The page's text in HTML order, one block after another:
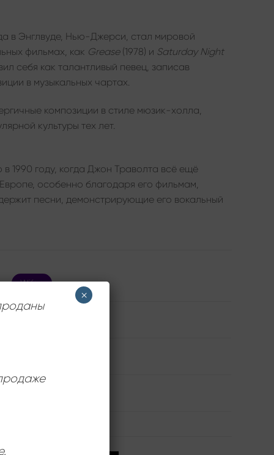
в Энглвуде, Нью-Джерси, стал мировой
фильмах, как Grease(1978) и Saturday Night
себя как талантливый певец, записав
в музыкальных чартах.
композиции в стиле мюзик-холла,
культуры тех лет.
1990 году, когда Джон Траволта всё ещё
особенно благодаря его фильмам,
песни, демонстрирующие его вокальный
Wifon
×